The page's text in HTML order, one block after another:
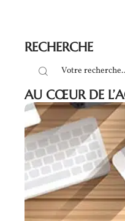
RECHERCHE
AU CŒUR DE